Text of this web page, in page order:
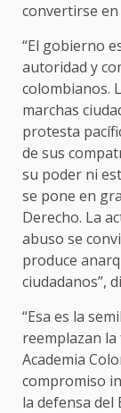
convertirse
“El gobierno
autoridad y
colombianos.
marchas
protesta
de sus
su poder ni
se pone en
Derecho. La
abuso se
produce
ciudadanos”,
“Esa es la
reemplazan
Academia
compromiso
la defensa del